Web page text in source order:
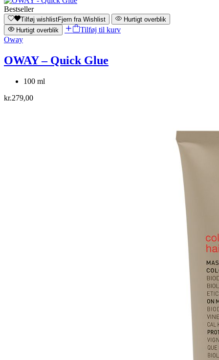
Bestseller
Tilføj wishlistFjern fra Wishlist
Hurtigt overblik
Hurtigt overblik
Tilføj til kurv
Oway
OWAY – Quick Glue
100 ml
kr.279,00